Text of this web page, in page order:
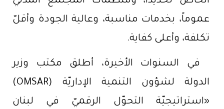
عموماً، بخدمات مناسبة، وعالية الجودة وأقلّ
تكلفة، وأعلى كفاية.
في السنوات الأخيرة، أطلق مكتب وزير
الدولة لشؤون التنمية الإداريّة (OMSAR)
«استراتيجيّة التحوّل الرقميّ في لبنان